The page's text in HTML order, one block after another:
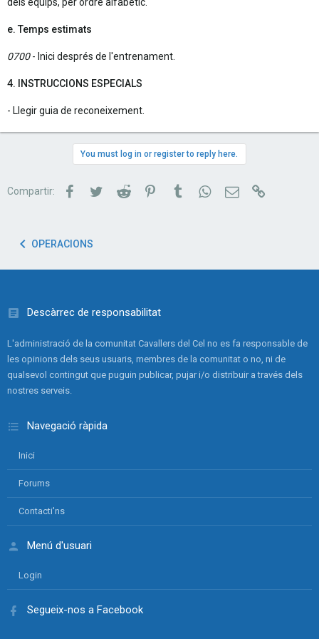
e. Temps estimats
0700- Inici després de l'entrenament.
4. INSTRUCCIONS ESPECIALS
- Llegir guia de reconeixement.
You must log in or register to reply here.
Compartir: FacebookTwitterReddit PinterestTumblrWhatsAppCorreu electrònic
OPERACIONS
Descàrrec de responsabilitat
L'administració de la comunitat Cavallers del Cel no es fa responsable de
les opinions dels seus usuaris, membres de la comunitat o no, ni de
qualsevol contingut que puguin publicar, pujar i/o distribuir a través dels
nostres serveis.
Navegació ràpida
Inici
Forums
Contacti'ns
Menú d'usuari
Login
Segueix-nos a Facebook